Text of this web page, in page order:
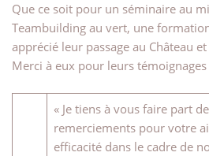
Que ce soit pour un séminaire au
Teambuilding au vert, une
apprécié leur passage au Château
Merci à eux pour leurs
« Je tiens à vous faire part
remerciements pour votre
efficacité dans le cadre de